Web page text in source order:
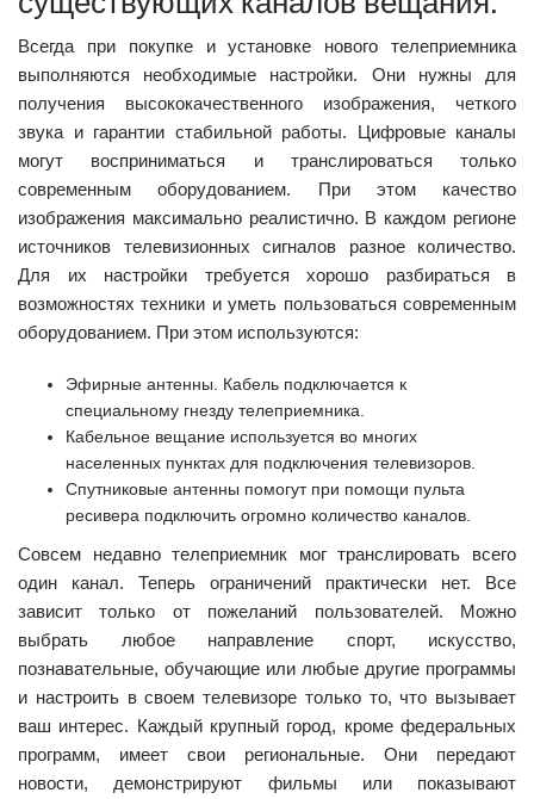
Всегда при покупке и установке нового телеприемника
выполняются необходимые настройки. Они нужны для
получения высококачественного изображения, четкого
звука и гарантии стабильной работы. Цифровые каналы
могут восприниматься и транслироваться только
современным оборудованием. При этом качество
изображения максимально реалистично. В каждом регионе
источников телевизионных сигналов разное количество.
Для их настройки требуется хорошо разбираться в
возможностях техники и уметь пользоваться современным
оборудованием. При этом используются:
Эфирные антенны. Кабель подключается к
специальному гнезду телеприемника.
Кабельное вещание используется во многих
населенных пунктах для подключения телевизоров.
Спутниковые антенны помогут при помощи пульта
ресивера подключить огромно количество каналов.
Совсем недавно телеприемник мог транслировать всего
один канал. Теперь ограничений практически нет. Все
зависит только от пожеланий пользователей. Можно
выбрать любое направление спорт, искусство,
познавательные, обучающие или любые другие программы
и настроить в своем телевизоре только то, что вызывает
ваш интерес. Каждый крупный город, кроме федеральных
программ, имеет свои региональные. Они передают
новости, демонстрируют фильмы или показывают